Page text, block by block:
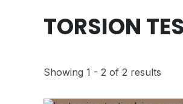
TORSION
Showing 1 - 2 of 2 results